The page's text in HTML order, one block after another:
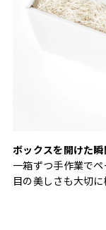
ボックスを開けた
一箱ずつ手作業で
目の美しさも大切に